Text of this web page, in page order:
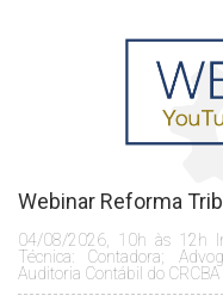
Webinar Reforma
04/08/2026, 10h às 12h
Técnica: Contadora;
Auditoria Contábil do CRCBA